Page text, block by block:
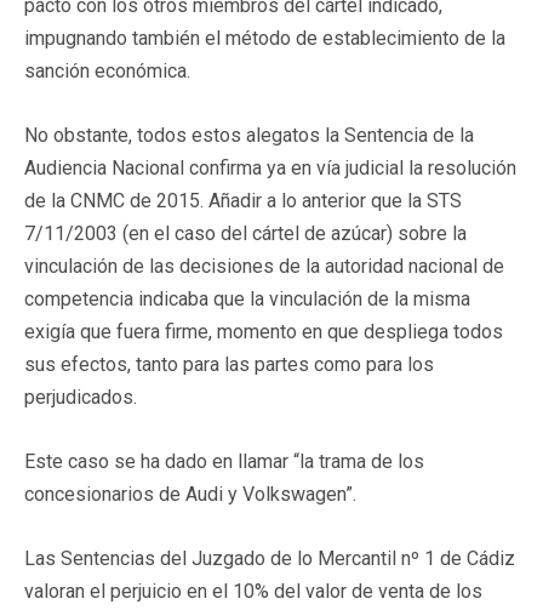
pacto con los otros miembros del cártel indicado,
impugnando también el método de establecimiento de la
sanción económica.
No obstante, todos estos alegatos la Sentencia de la
Audiencia Nacional confirma ya en vía judicial la resolución
de la CNMC de 2015. Añadir a lo anterior que la STS
7/11/2003 (en el caso del cártel de azúcar) sobre la
vinculación de las decisiones de la autoridad nacional de
competencia indicaba que la vinculación de la misma
exigía que fuera firme, momento en que despliega todos
sus efectos, tanto para las partes como para los
perjudicados.
Este caso se ha dado en llamar “la trama de los
concesionarios de Audi y Volkswagen”.
Las Sentencias del Juzgado de lo Mercantil nº 1 de Cádiz
valoran el perjuicio en el 10% del valor de venta de los